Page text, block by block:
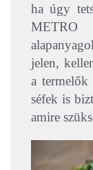
ha úgy
jelen,
a termelők
séfek is
amire